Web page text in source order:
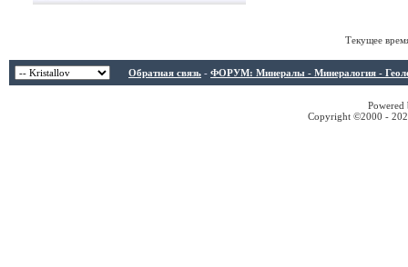
Текущее
Обратная связь - ФОРУМ: Минералы - Минералогия -
Copyright ©2000 -